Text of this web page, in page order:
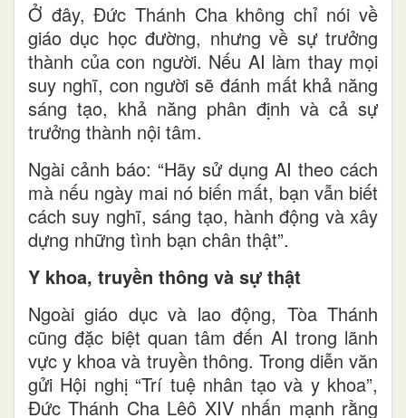
Ở đây, Đức Thánh Cha không chỉ nói về
giáo dục học đường, nhưng về sự trưởng
thành của con người. Nếu AI làm thay mọi
suy nghĩ, con người sẽ đánh mất khả năng
sáng tạo, khả năng phân định và cả sự
trưởng thành nội tâm.
Ngài cảnh báo: “Hãy sử dụng AI theo cách
mà nếu ngày mai nó biến mất, bạn vẫn biết
cách suy nghĩ, sáng tạo, hành động và xây
dựng những tình bạn chân thật”.
Y khoa, truyền thông và sự thật
Ngoài giáo dục và lao động, Tòa Thánh
cũng đặc biệt quan tâm đến AI trong lãnh
vực y khoa và truyền thông. Trong diễn văn
gửi Hội nghị “Trí tuệ nhân tạo và y khoa”,
Đức Thánh Cha Lêô XIV nhấn mạnh rằng